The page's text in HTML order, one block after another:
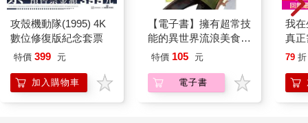
攻殼機動隊(1995) 4K
數位修復版紀念套票
特價 399 元
加入購物車
【電子書】擁有超常技
能的異世界流浪美食家
(1)
特價 105 元
電子書
我
真
實
79 折